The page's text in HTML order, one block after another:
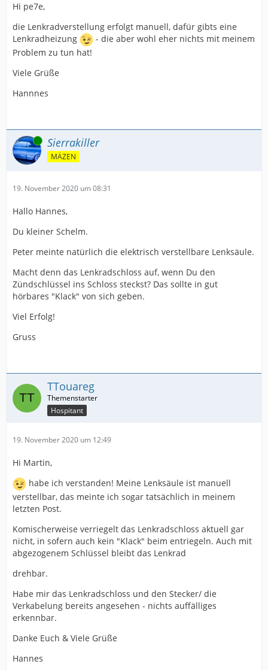
Hi pe7e,
die Lenkradverstellung erfolgt manuell, dafür gibts eine
Lenkradheizung
- die aber wohl eher nichts mit meinem
Problem zu tun hat!
Viele Grüße
Hannnes
Online Sierrakiller
MÄZEN
19. November 2020 um 08:31
Hallo Hannes,
Du kleiner Schelm.
Peter meinte natürlich die elektrisch verstellbare Lenksäule.
Macht denn das Lenkradschloss auf, wenn Du den
Zündschlüssel ins Schloss steckst? Das sollte in gut
hörbares "Klack" von sich geben.
Viel Erfolg!
Gruss
TTouareg
Hospitant
19. November 2020 um 12:49
Hi Martin,
habe ich verstanden! Meine Lenksäule ist manuell
verstellbar, das meinte ich sogar tatsächlich in meinem
letzten Post.
Komischerweise verriegelt das Lenkradschloss aktuell gar
nicht, in sofern auch kein "Klack" beim entriegeln. Auch mit
abgezogenem Schlüssel bleibt das Lenkrad
drehbar.
Habe mir das Lenkradschloss und den Stecker/ die
Verkabelung bereits angesehen - nichts auffälliges
erkennbar.
Danke Euch & Viele Grüße
Hannes